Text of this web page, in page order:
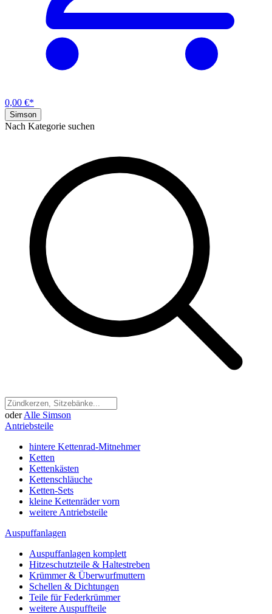
0,00 €*
Simson
Nach Kategorie suchen
oder Alle Simson
Antriebsteile
hintere Kettenrad-Mitnehmer
Ketten
Kettenkästen
Kettenschläuche
Ketten-Sets
kleine Kettenräder vorn
weitere Antriebsteile
Auspuffanlagen
Auspuffanlagen komplett
Hitzeschutzteile & Haltestreben
Krümmer & Überwurfmuttern
Schellen & Dichtungen
Teile für Federkrümmer
weitere Auspuffteile